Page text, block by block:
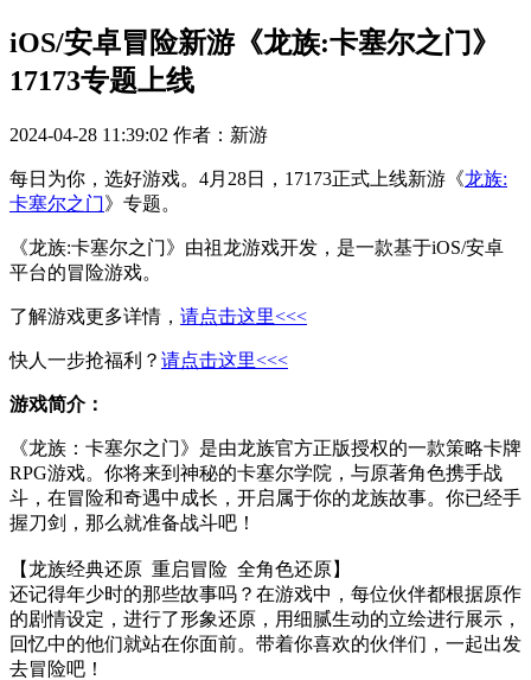
iOS/安卓冒险新游《龙族:卡塞尔之门》
17173专题上线
2024-04-28 11:39:02 作者：新游
每日为你，选好游戏。4月28日，17173正式上线新游《龙族:
卡塞尔之门》专题。
《龙族:卡塞尔之门》由祖龙游戏开发，是一款基于iOS/安卓
平台的冒险游戏。
了解游戏更多详情， 请点击这里<<<
快人一步抢福利？ 请点击这里<<<
游戏简介：
《龙族：卡塞尔之门》是由龙族官方正版授权的一款策略卡牌
RPG游戏。你将来到神秘的卡塞尔学院，与原著角色携手战
斗，在冒险和奇遇中成长，开启属于你的龙族故事。你已经手
握刀剑，那么就准备战斗吧！
【龙族经典还原 重启冒险 全角色还原】
还记得年少时的那些故事吗？在游戏中，每位伙伴都根据原作
的剧情设定，进行了形象还原，用细腻生动的立绘进行展示，
回忆中的他们就站在你面前。带着你喜欢的伙伴们，一起出发
去冒险吧！